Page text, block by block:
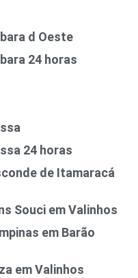
d Oeste
24 horas
24 horas
de Itamaracá
Souci em Valinhos
em Barão
em Valinhos